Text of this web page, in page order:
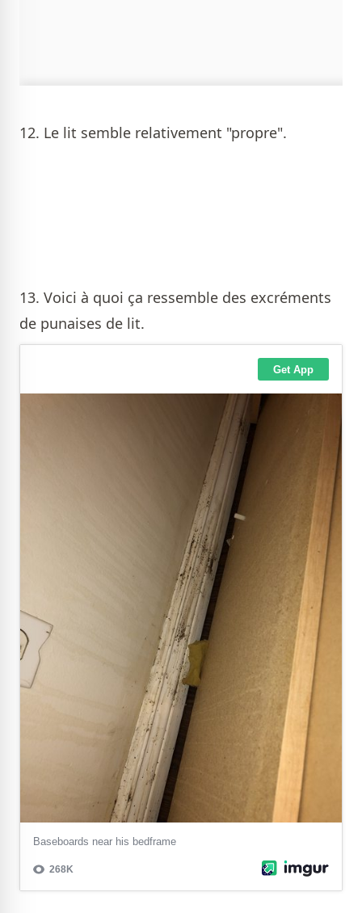
12. Le lit semble relativement "propre".
13. Voici à quoi ça ressemble des excréments
de punaises de lit.